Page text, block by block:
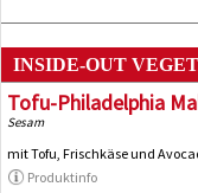
INSIDE-OUT
Tofu-Philadelphia
Sesam
mit Tofu, Frischkäse und
Produktinfo